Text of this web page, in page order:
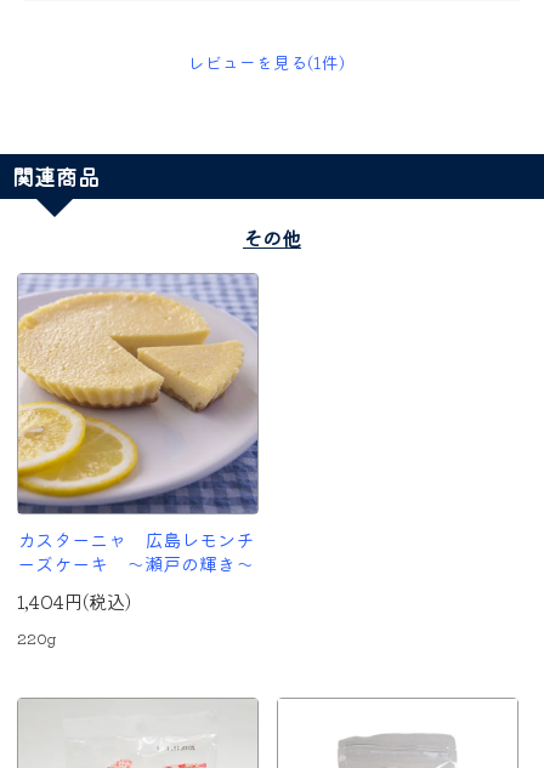
レビューを見る(1件)
関連商品
その他
カスターニャ 広島レモンチ
ーズケーキ ～瀬戸の輝き～
1,404円(税込)
220g